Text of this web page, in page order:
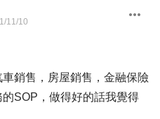
11/10
銷售，房屋銷售，金融保險
SOP，做得好的話我覺得